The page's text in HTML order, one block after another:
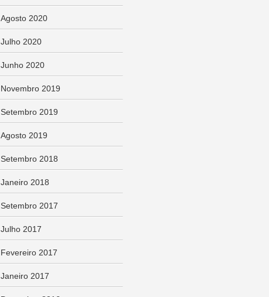
Agosto 2020
Julho 2020
Junho 2020
Novembro 2019
Setembro 2019
Agosto 2019
Setembro 2018
Janeiro 2018
Setembro 2017
Julho 2017
Fevereiro 2017
Janeiro 2017